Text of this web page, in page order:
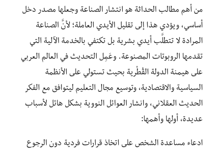
من أهم مطالب الحداثة هو انتشار الصناعة وجعلها مصدر دخل
أساسي، ويؤدي هذا إلى تقليل الأيدي العاملة؛ لأنَّ الصناعة
المرادة لا تتطلَّب أيدي بشرية بل تكتفي بالخدمة الآلية التي
تقدمها الروبوتات المصنوعة. وعَمِل التحديث في العالم العربي
على هيمنة الدولة القُطْرية بحيث تستولي على الأنظمة
السياسية والاقتصادية، وتوسيع مجال التعليم ليتوافق مع الفكر
الحديث العقلاني، وانشار العوائل النووية بشكل هائل لأسباب
عديدة، أولها وأهمها:
ادعاء مساعدة الشخص على اتخاذ قرارات فردية دون الرجوع